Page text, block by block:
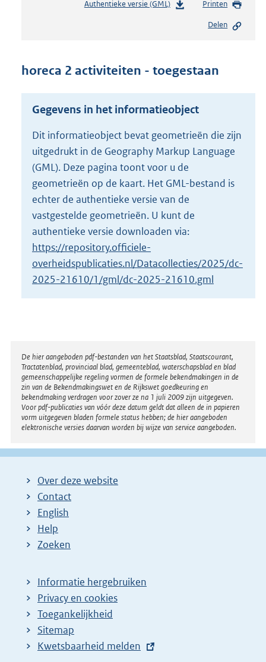
Authentieke versie (GML)b
n
d
s
r
o
t
t
e
2
K
b
Printen
Delen
horeca 2 activiteiten - toegestaan
Gegevens in het informatieobject
Dit informatieobject bevat geometrieën die zijn
uitgedrukt in de Geography Markup Language
(GML). Deze pagina toont voor u de
geometrieën op de kaart. Het GML-bestand is
echter de authentieke versie van de
vastgestelde geometrieën. U kunt de
authentieke versie downloaden via:
https://repository.officiele-
overheidspublicaties.nl/Datacollecties/2025/dc-
2025-21610/1/gml/dc-2025-21610.gml
Disclaimer
De hier aangeboden pdf-bestanden van het Staatsblad, Staatscourant,
Tractatenblad, provinciaal blad, gemeenteblad, waterschapsblad en blad
gemeenschappelijke regeling vormen de formele bekendmakingen in de
zin van de Bekendmakingswet en de Rijkswet goedkeuring en
bekendmaking verdragen voor zover ze na 1 juli 2009 zijn uitgegeven.
Voor pdf-publicaties van vóór deze datum geldt dat alleen de in papieren
vorm uitgegeven bladen formele status hebben; de hier aangeboden
elektronische versies daarvan worden bij wijze van service aangeboden.
Over deze website
Contact
English
Help
Zoeken
Informatie hergebruiken
Privacy en cookies
Toegankelijkheid
Sitemap
E
Kwetsbaarheid melden